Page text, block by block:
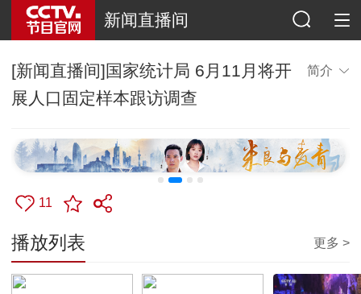
新闻直播间
[新闻直播间]国家统计局 6月11月将开
展人口固定样本跟访调查
简介
11
播放列表 更多 >